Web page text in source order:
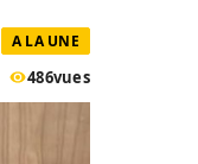
A LA UNE
486vues